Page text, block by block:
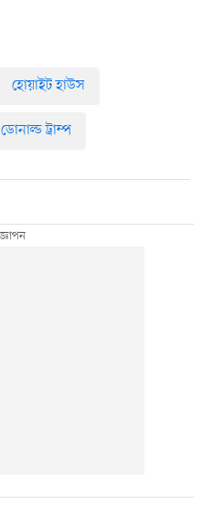
হোয়াইট হাউস
ডোনাল্ড ট্রাম্প